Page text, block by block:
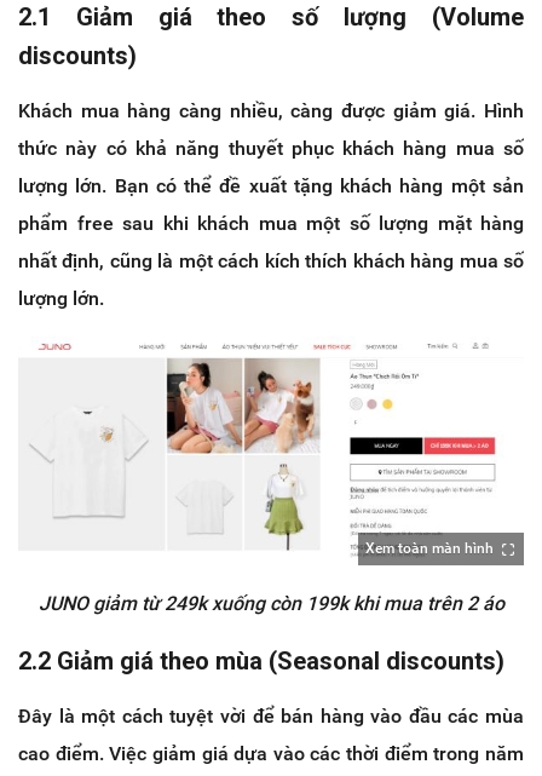
2.1 Giảm giá theo số lượng (Volume
discounts)
Khách mua hàng càng nhiều, càng được giảm giá. Hình
thức này có khả năng thuyết phục khách hàng mua số
lượng lớn. Bạn có thể đề xuất tặng khách hàng một sản
phẩm free sau khi khách mua một số lượng mặt hàng
nhất định, cũng là một cách kích thích khách hàng mua số
lượng lớn.
Xem toàn màn hình
JUNO giảm từ 249k xuống còn 199k khi mua trên 2 áo
2.2 Giảm giá theo mùa (Seasonal discounts)
Đây là một cách tuyệt vời để bán hàng vào đầu các mùa
cao điểm. Việc giảm giá dựa vào các thời điểm trong năm